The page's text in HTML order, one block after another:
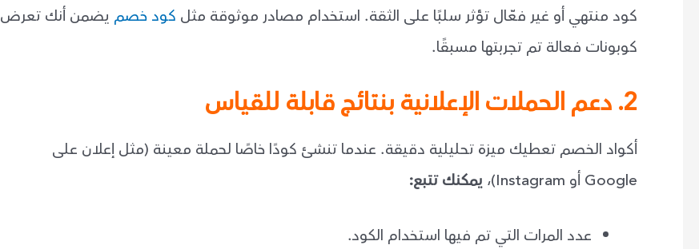
كود منتهي أو غير فعّال تؤثر سلبًا على الثقة. استخدام مصادر موثوقة مثل كود خصم يضمن أنك تعرض
كوبونات فعالة تم تجربتها مسبقًا.
2. دعم الحملات الإعلانية بنتائج قابلة للقياس
أكواد الخصم تعطيك ميزة تحليلية دقيقة. عندما تنشئ كودًا خاصًا لحملة معينة (مثل إعلان على
Google أو Instagram)،
يمكنك تتبع:
عدد المرات التي تم فيها استخدام الكود.